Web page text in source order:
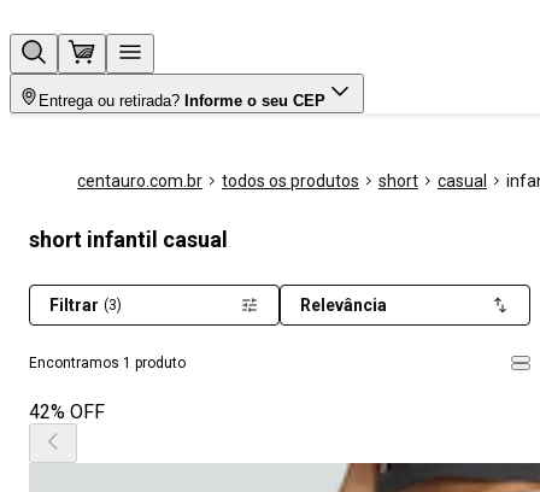
Entrega ou retirada? Informe o seu CEP
centauro.com.br todos os produtos short casual
short infantil casual
Encontramos 1 produto
Filtrar (3) Relevância
42% OFF